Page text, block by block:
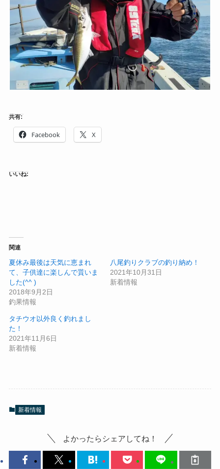
共有:
Facebook X
いいね:
関連
夏休み最後は天気に恵まれ
て、子供達に楽しんで貰いま
した(^^ )
2018年9月2日
釣果情報
八尾釣りクラブの釣り納め！
2021年10月31日
新着情報
タチウオ以外良く釣れまし
た！
2021年11月6日
新着情報
新着情報
よかったらシェアしてね！